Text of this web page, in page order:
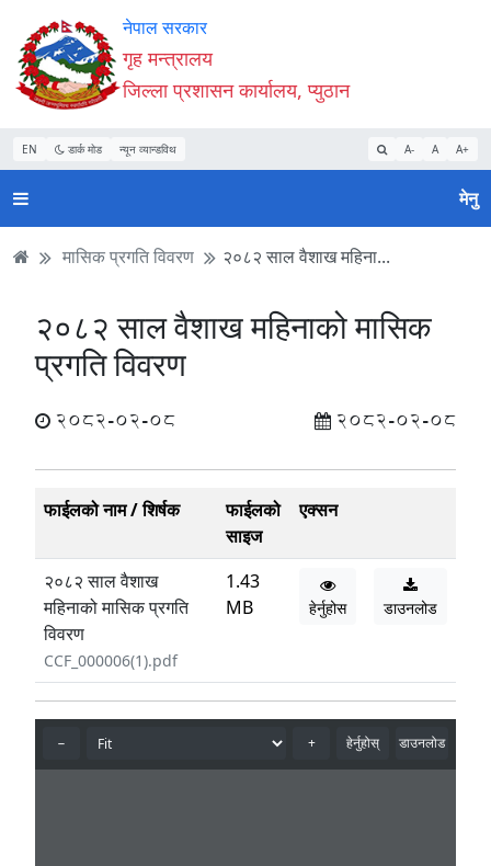
Accessibility
Mode
सुरु
गर्नुहोस्
सामाग्री
पढ्नुहाेस्
नेभिगेसन
पढ्नुहाेस्
वेबसाइट
खोजमा
जानुहोस्
नेपाल सरकार
गृह मन्त्रालय
जिल्ला प्रशासन कार्यालय, प्युठान
EN डार्क मोड न्यून व्यान्डविथ A- A A+
मेनु
मासिक प्रगति विवरण २०८२ साल वैशाख महिना...
२०८२ साल वैशाख महिनाको मासिक
प्रगति विवरण
2082-02-08 2082-02-08
फाईलको नाम / शिर्षक
फाईलको
साइज
एक्सन
२०८२ साल वैशाख
महिनाको मासिक प्रगति
विवरण
CCF_000006(1).pdf
1.43
MB
हेर्नुहोस डाउनलोड